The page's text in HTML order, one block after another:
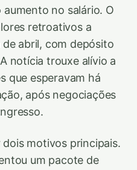
no salário. O
retroativos a
abril, com depósito
notícia trouxe alívio a
que esperavam há
após negociações
motivos principais.
um pacote de